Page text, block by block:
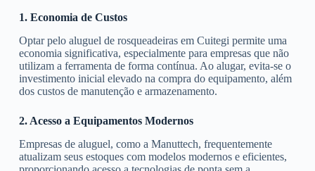
1. Economia de Custos
Optar pelo aluguel de rosqueadeiras em Cuitegi permite uma
economia significativa, especialmente para empresas que não
utilizam a ferramenta de forma contínua. Ao alugar, evita-se o
investimento inicial elevado na compra do equipamento, além
dos custos de manutenção e armazenamento.
2. Acesso a Equipamentos Modernos
Empresas de aluguel, como a Manuttech, frequentemente
atualizam seus estoques com modelos modernos e eficientes,